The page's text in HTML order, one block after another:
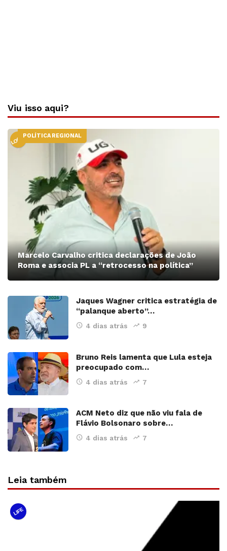
Viu isso aqui?
LOCALPOLÍTICA REGIONAL
Marcelo Carvalho critica declarações de João
Roma e associa PL a “retrocesso na política”
Jaques Wagner critica estratégia de
“palanque aberto”…
4 dias atrás 9
Bruno Reis lamenta que Lula esteja
preocupado com…
4 dias atrás 7
ACM Neto diz que não viu fala de
Flávio Bolsonaro sobre…
4 dias atrás 7
Leia também
LIFE